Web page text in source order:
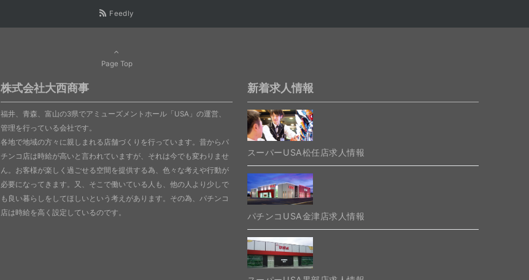
Feedly
Page Top
株式会社大西商事
福井、青森、富山の3県でアミューズメントホール「USA」の運営、
管理を行っている会社です。
各地で地域の方々に親しまれる店舗づくりを行っています。昔からパ
チンコ店は時給が高いと言われていますが、それは今でも変わりませ
ん。お客様が楽しく過ごせる空間を提供する為、色々な考えや行動が
必要になってきます。又、そこで働いている人も、他の人より少しで
も良い暮らしをしてほしいという考えがあります。その為、パチンコ
店は時給を高く設定しているのです。
新着求人情報
スーパーUSA松任店求人情報
パチンコUSA金津店求人情報